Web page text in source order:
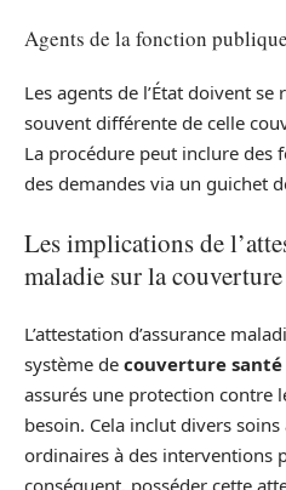
Agents de la fonction publique
Les agents de l’État doivent
souvent différente de celle
La procédure peut inclure des
des demandes via un guichet
Les implications de
maladie sur la couverture
L’attestation d’assurance
système de couverture santé
assurés une protection contre
besoin. Cela inclut divers
ordinaires à des interventions
conséquent, posséder cette